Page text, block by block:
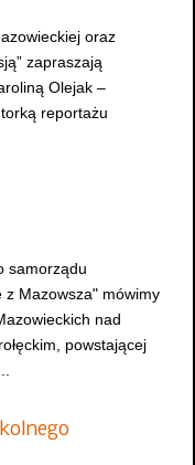
oraz
zapraszają
Olejak –
reportażu
samorządu
z Mazowsza" mówimy
nad
powstającej